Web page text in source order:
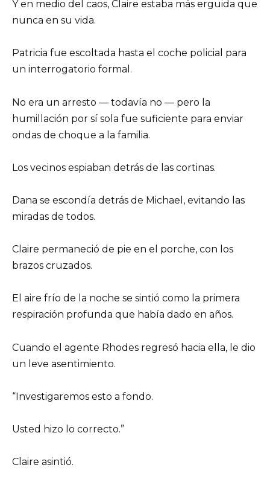
Y en medio del caos, Claire estaba más erguida que
nunca en su vida.
Patricia fue escoltada hasta el coche policial para
un interrogatorio formal.
No era un arresto — todavía no — pero la
humillación por sí sola fue suficiente para enviar
ondas de choque a la familia.
Los vecinos espiaban detrás de las cortinas.
Dana se escondía detrás de Michael, evitando las
miradas de todos.
Claire permaneció de pie en el porche, con los
brazos cruzados.
El aire frío de la noche se sintió como la primera
respiración profunda que había dado en años.
Cuando el agente Rhodes regresó hacia ella, le dio
un leve asentimiento.
“Investigaremos esto a fondo.
Usted hizo lo correcto.”
Claire asintió.